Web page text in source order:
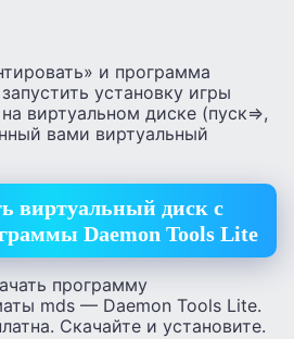
и программа
установку игры
виртуальном диске (пуск=>,
вами виртуальный
виртуальный диск с
Daemon Tools Lite
программу
mds — Daemon Tools Lite.
Скачайте и установите.